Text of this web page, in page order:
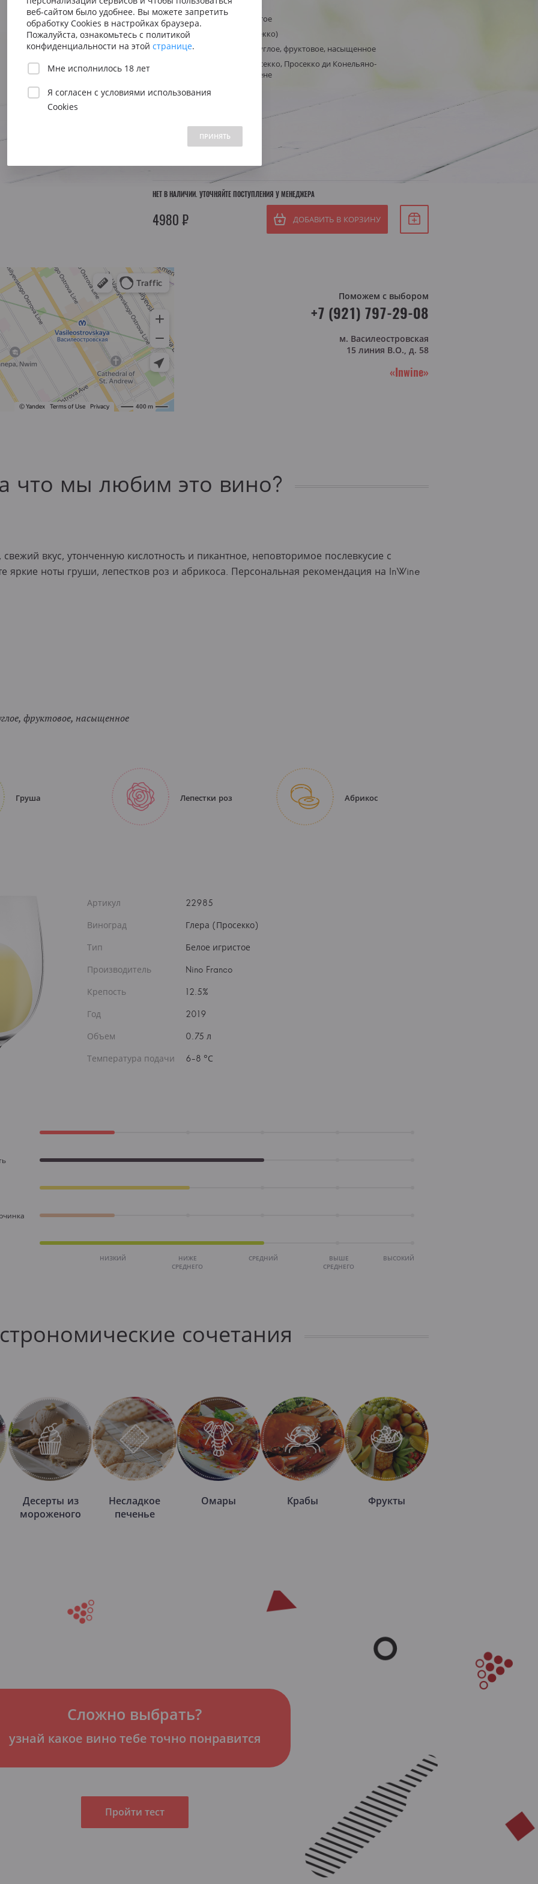
Венето
Пьемонт
Риоха
Приорат
Южная Штирия
Нижняя Австрия
Артикул 22986
Тип Белое игристое
Виноград Глера (Просекко)
Стиль Свежее, округлое, фруктовое, насыщенное
Италия, Просекко, Просекко ди Конельяно-
Вальдобьядене
2019
НЕТ В НАЛИЧИИ. УТОЧНЯЙТЕ ПОСТУПЛЕНИЯ У МЕНЕДЖЕРА
4980 ₽ ДОБАВИТЬ В КОРЗИНУ
Поможем с выбором
+7 (921) 797-29-08
м. Василеостровская
15 линия В.О., д. 58
«Inwine»
что мы любим это вино?
вкус, утонченную кислотность и пикантное, неповторимое послевкусие с
яркие ноты груши, лепестков роз и абрикоса. Персональная рекомендация на InWine
фруктовое, насыщенное
Груша Лепестки роз Абрикос
Артикул 22985
Виноград Глера (Просекко)
Тип Белое игристое
Производитель Nino Franco
Крепость 12.5%
Год 2019
Объем 0.75 л
Температура подачи 6-8 °С
НИЗКИЙ
НИЖЕ
СРЕДНЕГО
СРЕДНИЙ
ВЫШЕ
СРЕДНЕГО
ВЫСОКИЙ
сочетания
Десерты из
мороженого
Несладкое
печенье
Омары Крабы Фрукты
Сложно выбрать?
узнай какое вино тебе точно понравится
Пройти тест
веб-сайтом было удобнее. Вы можете запретить
обработку Cookies в настройках браузера.
Пожалуйста, ознакомьтесь с политикой
конфиденциальности на этой странице.
Мне исполнилось 18 лет
Я согласен с условиями использования
Cookies
ПРИНЯТЬ